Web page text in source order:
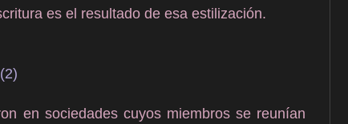
es el resultado de esa estilización.
(2)
en sociedades cuyos miembros se reunían